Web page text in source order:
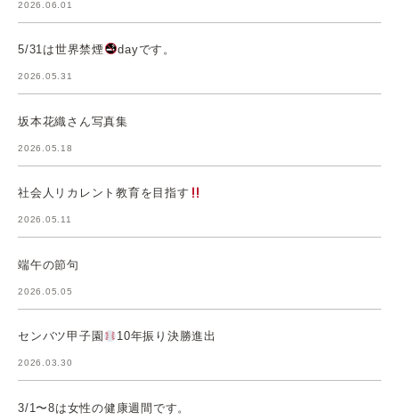
2026.06.01
5/31は世界禁煙 dayです。
2026.05.31
坂本花織さん写真集
2026.05.18
社会人リカレント教育を目指す
2026.05.11
端午の節句
2026.05.05
センバツ甲子園 10年振り決勝進出
2026.03.30
3/1〜8は女性の健康週間です。